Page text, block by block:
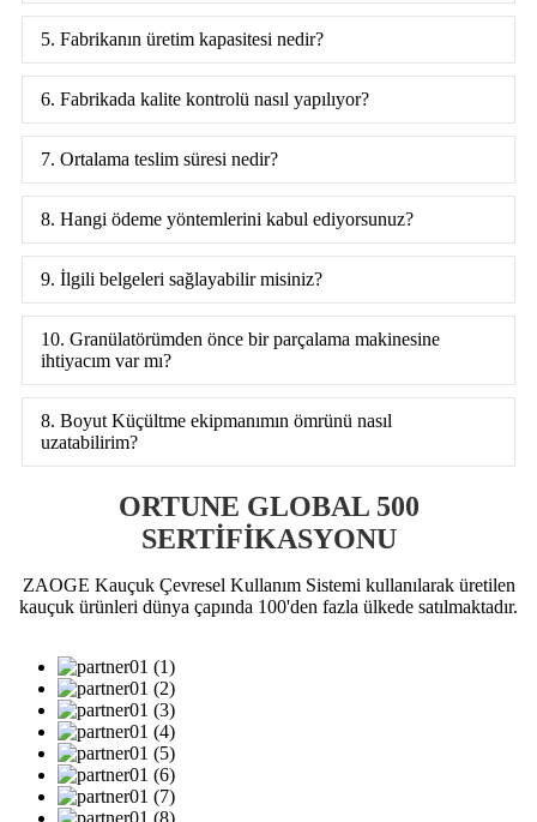
5. Fabrikanın üretim kapasitesi nedir?
6. Fabrikada kalite kontrolü nasıl yapılıyor?
7. Ortalama teslim süresi nedir?
8. Hangi ödeme yöntemlerini kabul ediyorsunuz?
9. İlgili belgeleri sağlayabilir misiniz?
10. Granülatörümden önce bir parçalama makinesine
ihtiyacım var mı?
8. Boyut Küçültme ekipmanımın ömrünü nasıl
uzatabilirim?
ORTUNE GLOBAL 500
SERTİFİKASYONU
ZAOGE Kauçuk Çevresel Kullanım Sistemi kullanılarak üretilen
kauçuk ürünleri dünya çapında 100'den fazla ülkede satılmaktadır.